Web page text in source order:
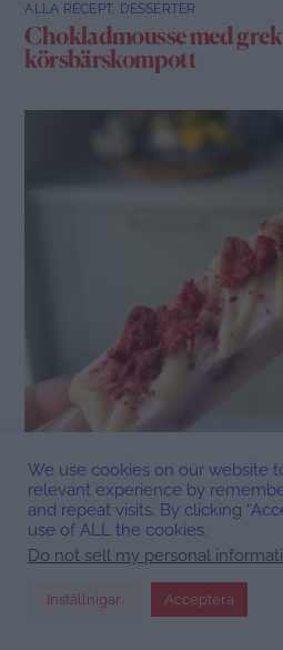
ALLA RECEPT, DESSERTER
Chokladmousse med
körsbärskompott
ALLA RECEPT ,GLASS,SÖNDAGSPLOCK
Glassbars på rosa
och vit choklad
We use cookies on our website
relevant experience by
and repeat visits. By clicking
use of ALL the cookies.
Do not sell my personal
Inställnigar Acceptera